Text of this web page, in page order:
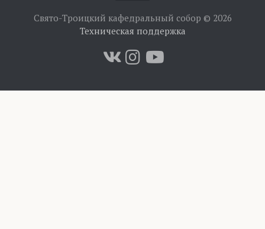
Свято-Троицкий кафедральный собор © 2026
Техническая поддержка